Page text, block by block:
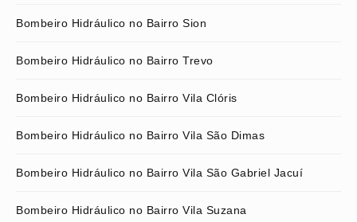
Bombeiro Hidráulico no Bairro Sion
Bombeiro Hidráulico no Bairro Trevo
Bombeiro Hidráulico no Bairro Vila Clóris
Bombeiro Hidráulico no Bairro Vila São Dimas
Bombeiro Hidráulico no Bairro Vila São Gabriel Jacuí
Bombeiro Hidráulico no Bairro Vila Suzana